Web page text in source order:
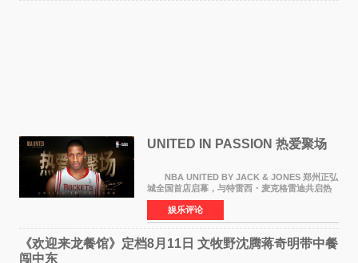
UNITED IN PASSION 热爱聚场
NBA UNITED BY JACK & JONES 郑州正弘
城全国首店启幕，与特雷西・麦克格雷迪共启热
爱 2026 年7 月21 日，
NBAUNITEDBYJACK&JONES 全国首店，于郑
州正弘城正式启幕。NBA 传奇球星
娱乐评论
《欢迎来龙餐馆》定档8月11日 文牧野沈腾蒋奇明带中餐
闯中东